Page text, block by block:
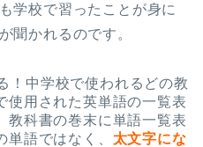
学校で習ったことが身に
聞かれるのです。
！ 中学校で使われるどの教
使用された英単語の一覧表
教科書の巻末に単語一覧表
単語ではなく、 太文字にな